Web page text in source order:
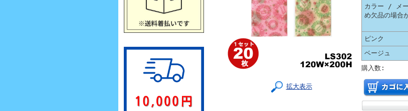
拡大表示
カラー / メー
め欠品の場合
ピンク
ベージュ
購入数: